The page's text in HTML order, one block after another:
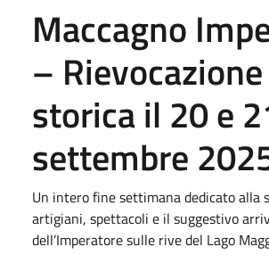
Maccagno
– Rievocazione
storica il 20 e
settembre
Un intero fine settimana dedicato alla
artigiani, spettacoli e il suggestivo
dell’Imperatore sulle rive del Lago